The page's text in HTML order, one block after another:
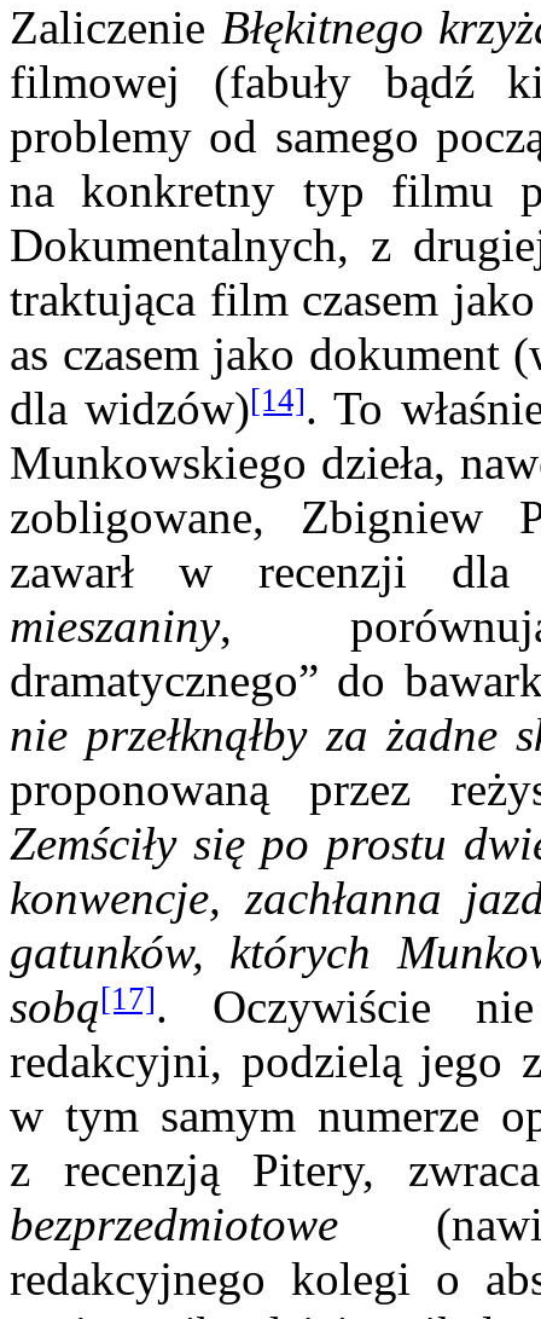
Zaliczenie Błękitnego
filmowej (fabuły bądź
problemy od samego
na konkretny typ filmu
Dokumentalnych, z
traktująca film czasem
as czasem jako dokument
dla widzów)[14]. To
Munkowskiego dzieła,
zobligowane, Zbigniew
zawarł w recenzji dla
mieszaniny,
dramatycznego” do
nie przełknąłby za żadne
proponowaną przez
Zemściły się po prostu
konwencje, zachłanna
gatunków, których
sobą[17]. Oczywiście
redakcyjni, podzielą jego
w tym samym numerze
z recenzją Pitery,
bezprzedmiotowe
redakcyjnego kolegi o